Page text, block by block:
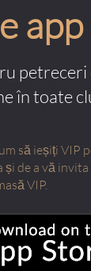
app
petreceri
în toate
să ieșiți VIP
de a vă
VIP.